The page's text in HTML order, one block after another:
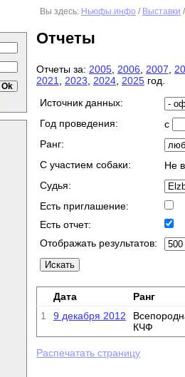
Вы здесь: Ньюфы.инфо / Выставки
Отчеты
Отчеты за: 2005 2006 2007
2021
2023 2024 2025 год.
Источник данных:
Год проведения:
с
Ранг:
C участием собаки:
Не
Судья:
Есть приглашение:
Есть отчет:
Отображать результатов:
Дата
Ранг
1
9 декабря 2012
КЧФ
Распечатать страницу